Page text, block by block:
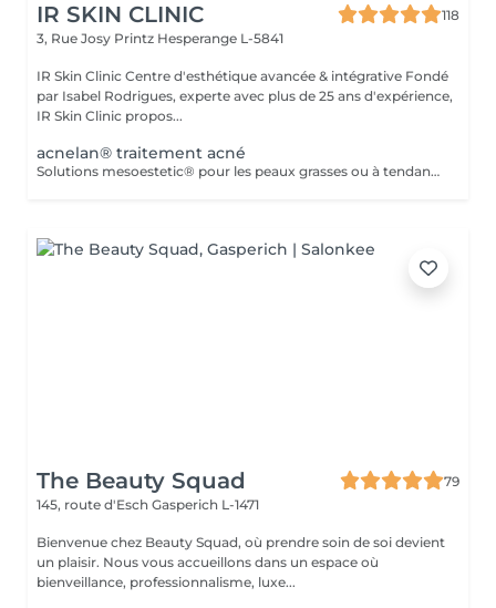
IR SKIN CLINIC
118
3, Rue Josy Printz Hesperange L-5841
IR Skin Clinic Centre d'esthétique avancée & intégrative Fondé
par Isabel Rodrigues, experte avec plus de 25 ans d'expérience,
IR Skin Clinic propos...
acnelan® traitement acné
Solutions mesoestetic® pour les peaux grasses ou à tendance acnéique. Résultats dermatologiquement prouvés.Méthode professionnelle esthétique pour le traitement des peaux à tendance acnéique et séborrhéique. Nettoie en profondeur la peau des impuretés acnéiques, facilitant ainsi l'activité optimale de l'unité pilosébacée.
The Beauty Squad
79
145, route d'Esch Gasperich L-1471
Bienvenue chez Beauty Squad, où prendre soin de soi devient
un plaisir. Nous vous accueillons dans un espace où
bienveillance, professionnalisme, luxe...